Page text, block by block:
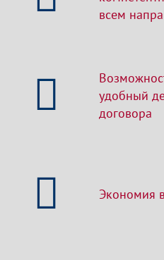
всем
удобный
договора
Экономия